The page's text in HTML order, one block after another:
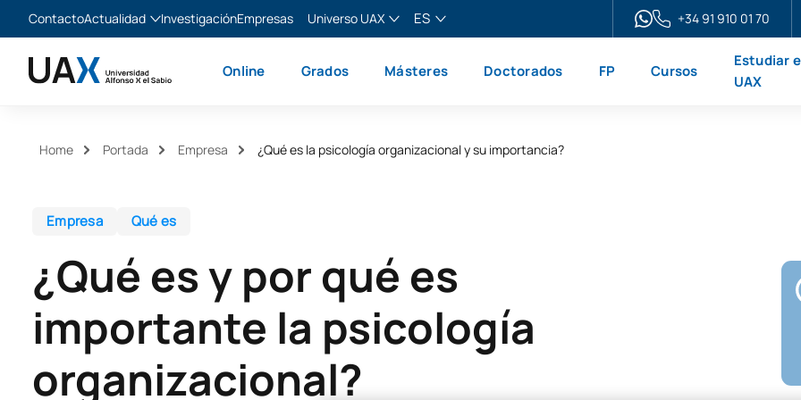
ContactoActualidad
Noticias
InvestigaciónEmpresas
Universo UAX
XTART
ES
English
+34 91 910 01 70
Online Grados Másteres Doctorados FP Cursos
Estudiar
UAX
Home Portada Empresa ¿Qué es la psicología organizacional y su importancia?
Empresa Qué es
¿Qué es y por qué es
importante la psicología
organizacional?